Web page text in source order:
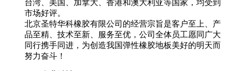
台湾、美国、加拿大、香港和澳大利亚等国家，均受到
市场好评。
北京圣特华科橡胶有限公司的经营宗旨是客户至上、产
品至精、技术至新、服务至优，公司全体员工愿同广大
同行携手同进，为创造我国弹性橡胶地板美好的明天而
努力奋斗！